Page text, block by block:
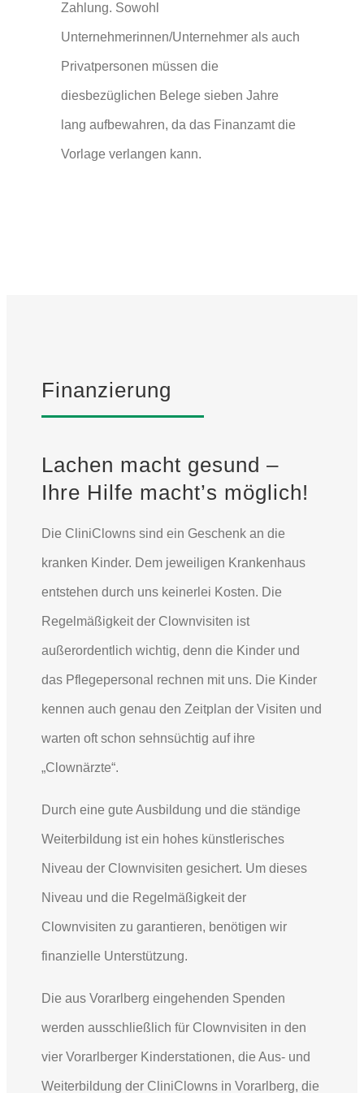
Zahlung. Sowohl
Unternehmerinnen/Unternehmer als auch
Privatpersonen müssen die
diesbezüglichen Belege sieben Jahre
lang aufbewahren, da das Finanzamt die
Vorlage verlangen kann.
Finanzierung
Lachen macht gesund –
Ihre Hilfe macht’s möglich!
Die CliniClowns sind ein Geschenk an die
kranken Kinder. Dem jeweiligen Krankenhaus
entstehen durch uns keinerlei Kosten. Die
Regelmäßigkeit der Clownvisiten ist
außerordentlich wichtig, denn die Kinder und
das Pflegepersonal rechnen mit uns. Die Kinder
kennen auch genau den Zeitplan der Visiten und
warten oft schon sehnsüchtig auf ihre
„Clownärzte“.
Durch eine gute Ausbildung und die ständige
Weiterbildung ist ein hohes künstlerisches
Niveau der Clownvisiten gesichert. Um dieses
Niveau und die Regelmäßigkeit der
Clownvisiten zu garantieren, benötigen wir
finanzielle Unterstützung.
Die aus Vorarlberg eingehenden Spenden
werden ausschließlich für Clownvisiten in den
vier Vorarlberger Kinderstationen, die Aus- und
Weiterbildung der CliniClowns in Vorarlberg, die